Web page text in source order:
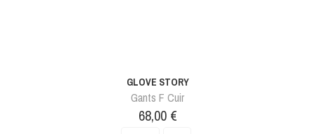
GLOVE STORY
Gants F Cuir
Prix
68,00 €